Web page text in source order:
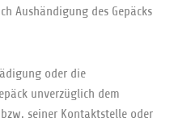
Aushändigung des Gepäcks
oder die
unverzüglich dem
seiner Kontaktstelle oder